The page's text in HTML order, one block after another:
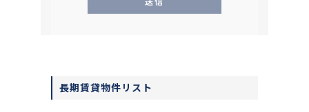
長期賃貸物件リスト